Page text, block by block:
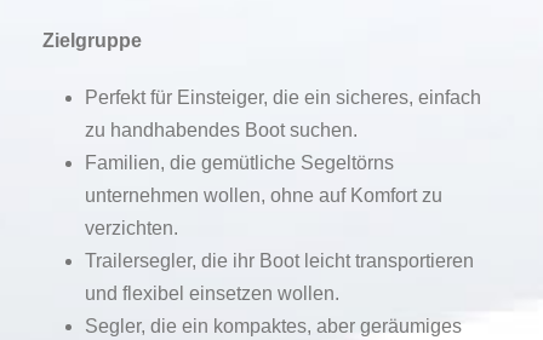
Zielgruppe
Perfekt für Einsteiger, die ein sicheres, einfach
zu handhabendes Boot suchen.
Familien, die gemütliche Segeltörns
unternehmen wollen, ohne auf Komfort zu
verzichten.
Trailersegler, die ihr Boot leicht transportieren
und flexibel einsetzen wollen.
Segler, die ein kompaktes, aber geräumiges